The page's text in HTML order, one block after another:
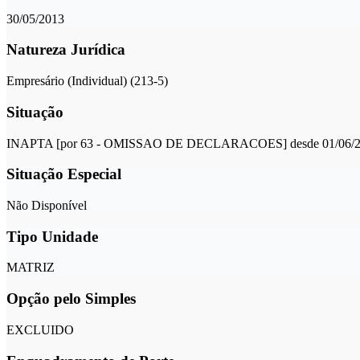
30/05/2013
Natureza Jurídica
Empresário (Individual) (213-5)
Situação
INAPTA [por 63 - OMISSAO DE DECLARACOES] desde 01/06/
Situação Especial
Não Disponível
Tipo Unidade
MATRIZ
Opção pelo Simples
EXCLUIDO